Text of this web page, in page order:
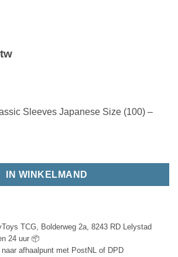
Sleeves Japanese Size (100) –
IN WINKELMAND
TCG, Bolderweg 2a, 8243 RD Lelystad
24 uur 📦
afhaalpunt met PostNL of DPD